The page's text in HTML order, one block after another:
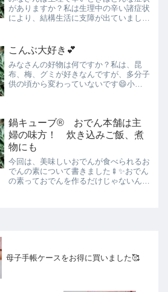
がありますか？私は生理中の辛い諸症状
により、結構生活に支障が出ていました
で、辛い思いをされている方にぜひ読ん
でみて頂きたいです☺️🌸
こんぶ大好き💕
みなさんの好物は何ですか？私は、昆
布、梅、グミが好きなんですが、多分子
供の頃から変わっていないです😄小学
鍋キューブ® おでん本舗は主
婦の味方！ 炊き込みご飯、煮
物にも
今回は、美味しいおでんが食べられるお
でんの素について書きました🍢✨おでん
の素っておでんを作るだけじゃないんで
母子手帳ケースをお得に買いました🥰